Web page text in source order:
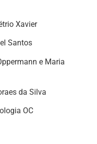
Xavier
Santos
e Maria
da Silva
OC